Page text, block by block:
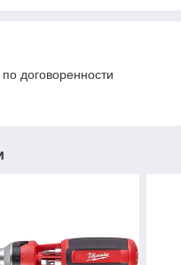
договоренности